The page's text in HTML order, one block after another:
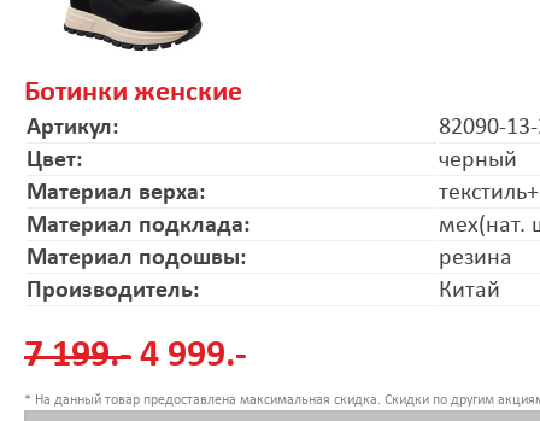
Ботинки женские
Артикул:
82090-
Цвет:
черный
Материал верха:
Материал подклада:
мех(нат.
Материал подошвы:
резина
Производитель:
Китай
7 199.- 4 999.-
* На данный товар предоставлена максимальная скидка. Скидки по другим